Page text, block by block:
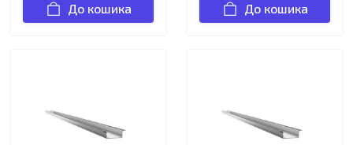
До кошика До кошика